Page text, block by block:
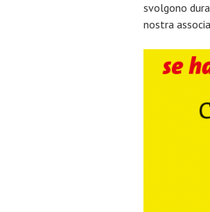
svolgono
nostra